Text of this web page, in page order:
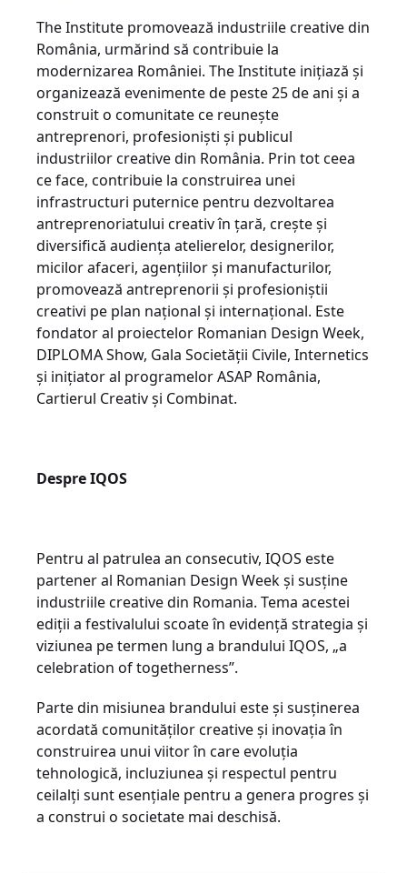
The Institute promovează industriile creative din
România, urmărind să contribuie la
modernizarea României. The Institute inițiază și
organizează evenimente de peste 25 de ani și a
construit o comunitate ce reunește
antreprenori, profesioniști și publicul
industriilor creative din România. Prin tot ceea
ce face, contribuie la construirea unei
infrastructuri puternice pentru dezvoltarea
antreprenoriatului creativ în țară, crește și
diversifică audiența atelierelor, designerilor,
micilor afaceri, agențiilor și manufacturilor,
promovează antreprenorii și profesioniștii
creativi pe plan național și internațional. Este
fondator al proiectelor Romanian Design Week,
DIPLOMA Show, Gala Societății Civile, Internetics
și inițiator al programelor ASAP România,
Cartierul Creativ și Combinat.
Despre IQOS
Pentru al patrulea an consecutiv, IQOS este
partener al Romanian Design Week și susține
industriile creative din Romania. Tema acestei
ediții a festivalului scoate în evidență strategia și
viziunea pe termen lung a brandului IQOS, „a
celebration of togetherness”.
Parte din misiunea brandului este și susținerea
acordată comunităților creative și inovația în
construirea unui viitor în care evoluția
tehnologică, incluziunea și respectul pentru
ceilalți sunt esențiale pentru a genera progres și
a construi o societate mai deschisă.